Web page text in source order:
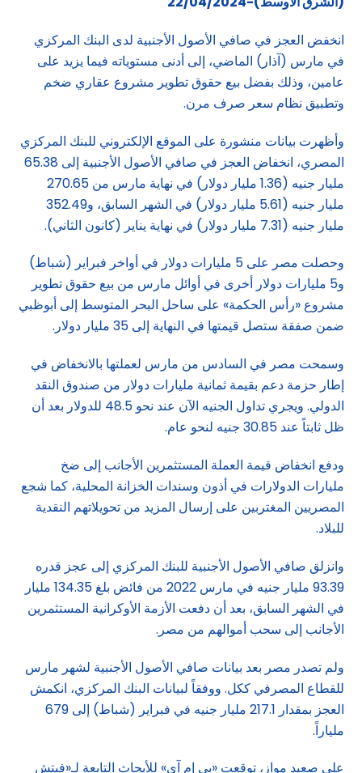
انخفض العجز في صافي الأصول الأجنبية لدى البنك المركزي
في مارس (آذار) الماضي، إلى أدنى مستوياته فيما يزيد على
عامين، وذلك بفضل بيع حقوق تطوير مشروع عقاري ضخم
وتطبيق نظام سعر صرف مرن.
وأظهرت بيانات منشورة على الموقع الإلكتروني للبنك المركزي
المصري، انخفاض العجز في صافي الأصول الأجنبية إلى 65.38
مليار جنيه (1.36 مليار دولار) في نهاية مارس من 270.65
مليار جنيه (5.61 مليار دولار) في الشهر السابق، و352.49
مليار جنيه (7.31 مليار دولار) في نهاية يناير (كانون الثاني).
وحصلت مصر على 5 مليارات دولار في أواخر فبراير (شباط)
و5 مليارات دولار أخرى في أوائل مارس من بيع حقوق تطوير
مشروع «رأس الحكمة» على ساحل البحر المتوسط ​​إلى أبوظبي
ضمن صفقة ستصل قيمتها في النهاية إلى 35 مليار دولار.
وسمحت مصر في السادس من مارس لعملتها بالانخفاض في
إطار حزمة دعم بقيمة ثمانية مليارات دولار من صندوق النقد
الدولي. ويجري تداول الجنيه الآن عند نحو 48.5 للدولار بعد أن
ظل ثابتاً عند 30.85 جنيه لنحو عام.
ودفع انخفاض قيمة العملة المستثمرين الأجانب إلى ضخ
مليارات الدولارات في أذون وسندات الخزانة المحلية، كما شجع
المصريين المغتربين على إرسال المزيد من تحويلاتهم النقدية
للبلاد.
وانزلق صافي الأصول الأجنبية للبنك المركزي إلى عجز قدره
93.39 مليار جنيه في مارس 2022 من فائض بلغ 134.35 مليار
في الشهر السابق، بعد أن دفعت الأزمة الأوكرانية المستثمرين
الأجانب إلى سحب أموالهم من مصر.
ولم تصدر مصر بعد بيانات صافي الأصول الأجنبية لشهر مارس
للقطاع المصرفي ككل. ووفقاً لبيانات البنك المركزي، انكمش
العجز بمقدار 217.1 مليار جنيه في فبراير (شباط) إلى 679
ملياراً.
على صعيد موازٍ، توقعت «بي إم آي» للأبحاث التابعة لـ«فيتش